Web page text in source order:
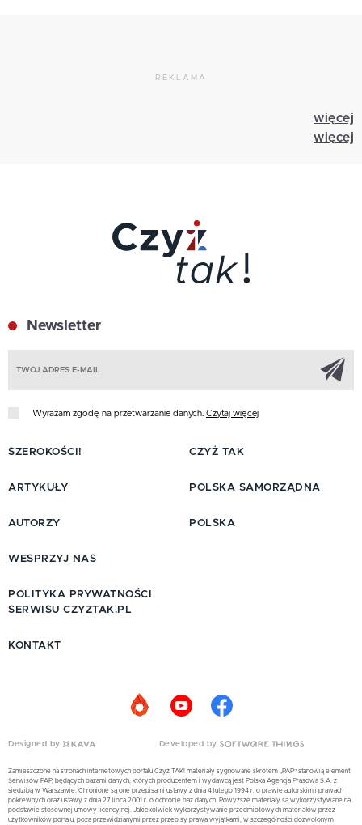
REKLAMA
więcej
więcej
Newsletter
Wyrażam zgodę na przetwarzanie danych. Czytaj więcej
SZEROKOŚCI!
ARTYKUŁY
AUTORZY
CZYŻ TAK
POLSKA SAMORZĄDNA
POLSKA
WESPRZYJ NAS
POLITYKA PRYWATNOŚCI
SERWISU CZYZTAK.PL
KONTAKT
Designed by Developed by
Zamieszczone na stronach internetowych portalu Czyż TAK! materiały sygnowane skrótem „PAP” stanowią element
Serwisów PAP, będących bazami danych, których producentem i wydawcą jest Polska Agencja Prasowa S.A. z
siedzibą w Warszawie. Chronione są one przepisami ustawy z dnia 4 lutego 1994 r. o prawie autorskim i prawach
pokrewnych oraz ustawy z dnia 27 lipca 2001 r. o ochronie baz danych. Powyższe materiały są wykorzystywane na
podstawie stosownej umowy licencyjnej. Jakiekolwiek wykorzystywanie przedmiotowych materiałów przez
użytkowników portalu, poza przewidzianymi przez przepisy prawa wyjątkami, w szczególności dozwolonym